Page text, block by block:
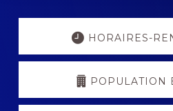
Explore
HORAIRES-
POPULATION